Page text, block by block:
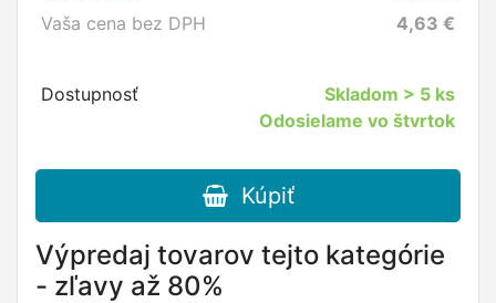
Vaša cena bez DPH
4,63 €
Dostupnosť Skladom > 5 ks
Odosielame vo štvrtok
Kúpiť
Výpredaj tovarov tejto kategórie
- zľavy až 80%